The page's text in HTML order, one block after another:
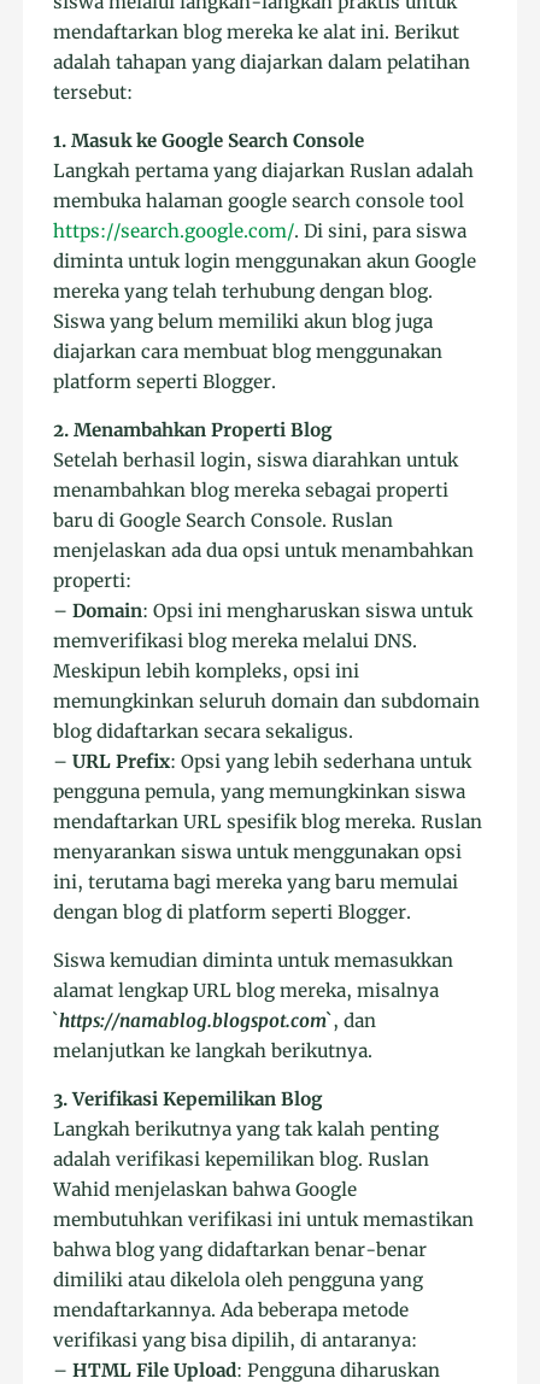
mendaftarkan blog mereka ke alat ini. Berikut
adalah tahapan yang diajarkan dalam pelatihan
tersebut:
1. Masuk ke Google Search Console
Langkah pertama yang diajarkan Ruslan adalah
membuka halaman google search console tool
https://search.google.com/. Di sini, para siswa
diminta untuk login menggunakan akun Google
mereka yang telah terhubung dengan blog.
Siswa yang belum memiliki akun blog juga
diajarkan cara membuat blog menggunakan
platform seperti Blogger.
2. Menambahkan Properti Blog
Setelah berhasil login, siswa diarahkan untuk
menambahkan blog mereka sebagai properti
baru di Google Search Console. Ruslan
menjelaskan ada dua opsi untuk menambahkan
properti:
–Domain: Opsi ini mengharuskan siswa untuk
memverifikasi blog mereka melalui DNS.
Meskipun lebih kompleks, opsi ini
memungkinkan seluruh domain dan subdomain
blog didaftarkan secara sekaligus.
–URL Prefix: Opsi yang lebih sederhana untuk
pengguna pemula, yang memungkinkan siswa
mendaftarkan URL spesifik blog mereka. Ruslan
menyarankan siswa untuk menggunakan opsi
ini, terutama bagi mereka yang baru memulai
dengan blog di platform seperti Blogger.
Siswa kemudian diminta untuk memasukkan
alamat lengkap URL blog mereka, misalnya
`https://namablog.blogspot.com`, dan
melanjutkan ke langkah berikutnya.
3. Verifikasi Kepemilikan Blog
Langkah berikutnya yang tak kalah penting
adalah verifikasi kepemilikan blog. Ruslan
Wahid menjelaskan bahwa Google
membutuhkan verifikasi ini untuk memastikan
bahwa blog yang didaftarkan benar-benar
dimiliki atau dikelola oleh pengguna yang
mendaftarkannya. Ada beberapa metode
verifikasi yang bisa dipilih, di antaranya:
–HTML File Upload: Pengguna diharuskan